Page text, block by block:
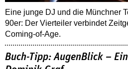
Eine junge DJ und die Münchner
90er: Der Vierteiler verbindet
Coming-of-Age.
Buch-Tipp: AugenBlick –